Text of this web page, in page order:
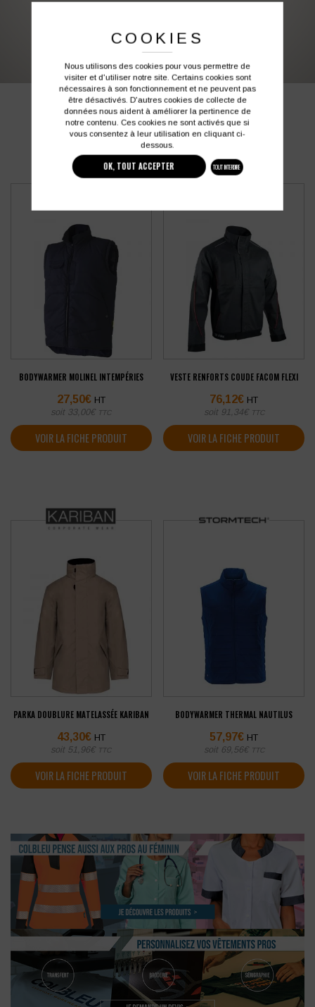
03 27 28 87 86 contact@colbleu.fr
PRODUITS SIMILAIRES
BODYWARMER MOLINEL INTEMPÉRIES
27,50€ HT
soit 33,00€ TTC
VOIR LA FICHE PRODUIT
VESTE RENFORTS COUDE FACOM FLEXI
76,12€ HT
soit 91,34€ TTC
VOIR LA FICHE PRODUIT
PARKA DOUBLURE MATELASSÉE KARIBAN
43,30€ HT
soit 51,96€ TTC
VOIR LA FICHE PRODUIT
BODYWARMER THERMAL NAUTILUS
57,97€ HT
soit 69,56€ TTC
VOIR LA FICHE PRODUIT
COOKIES
Nous utilisons des cookies pour vous permettre de
visiter et d'utiliser notre site. Certains cookies sont
nécessaires à son fonctionnement et ne peuvent pas
être désactivés. D'autres cookies de collecte de
données nous aident à améliorer la pertinence de
notre contenu. Ces cookies ne sont activés que si
vous consentez à leur utilisation en cliquant ci-
dessous.
OK, TOUT ACCEPTER TOUT INTERDIRE